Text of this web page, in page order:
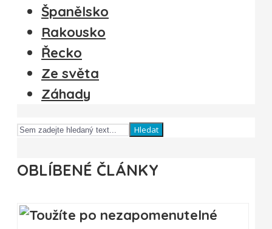
Španělsko
Rakousko
Řecko
Ze světa
Záhady
Hledat
OBLÍBENÉ ČLÁNKY